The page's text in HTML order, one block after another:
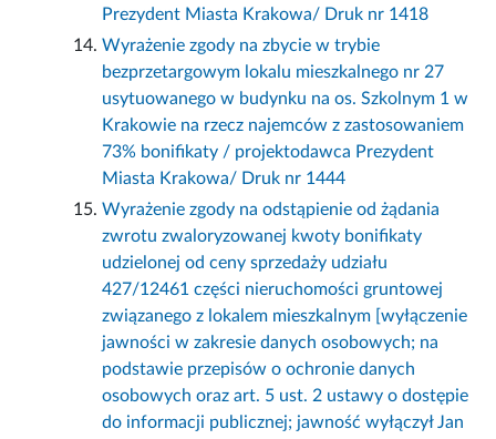
Prezydent Miasta Krakowa/ Druk nr 1418
Wyrażenie zgody na zbycie w trybie
bezprzetargowym lokalu mieszkalnego nr 27
usytuowanego w budynku na os. Szkolnym 1 w
Krakowie na rzecz najemców z zastosowaniem
73% bonifikaty / projektodawca Prezydent
Miasta Krakowa/ Druk nr 1444
Wyrażenie zgody na odstąpienie od żądania
zwrotu zwaloryzowanej kwoty bonifikaty
udzielonej od ceny sprzedaży udziału
427/12461 części nieruchomości gruntowej
związanego z lokalem mieszkalnym [wyłączenie
jawności w zakresie danych osobowych; na
podstawie przepisów o ochronie danych
osobowych oraz art. 5 ust. 2 ustawy o dostępie
do informacji publicznej; jawność wyłączył Jan